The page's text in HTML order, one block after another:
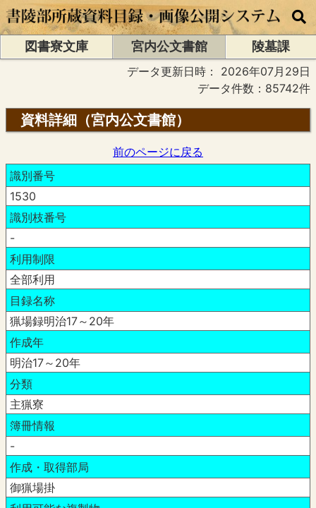
図書寮文庫 宮内公文書館
陵墓課
データ更新日時： 2026年07月29日
データ件数：85742件
資料詳細（宮内公文書館）
前のページに戻る
識別番号
1530
識別枝番号
-
利用制限
全部利用
目録名称
猟場録明治17～20年
作成年
明治17～20年
分類
主猟寮
簿冊情報
-
作成・取得部局
御猟場掛